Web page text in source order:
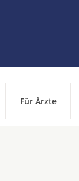
Für Ärzte